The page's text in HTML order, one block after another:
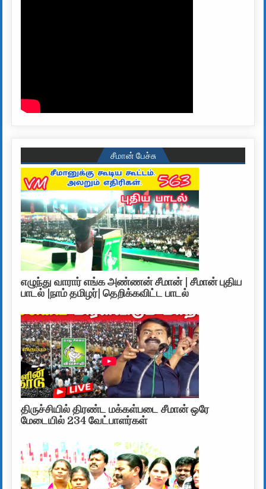
சீமான் பேச்சு
எழுந்து வாரார் எங்க அண்ணன் சீமான் | சீமான் புதிய
பாடல் |நாம் தமிழர்| தெறிக்கவிட்ட பாடல்
திருச்சியில் திரண்ட மக்கள்படை சீமான் ஒரே
மேடையில் 234 வேட்பாளர்கள்